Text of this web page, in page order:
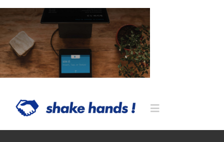
Skip
content
Toggle
Navigation